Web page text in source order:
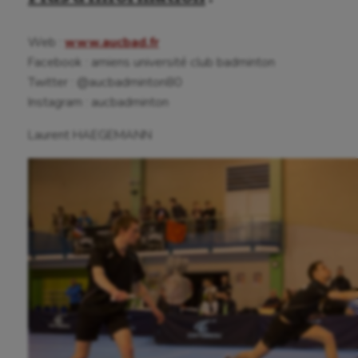
Natation
Natation artistique
Outdoor
Paddle
Patinage artistique
Pétanque
Plongée
Randonnée / Marche
Roller-derby
Web : www.aucbad.fr
Facebook : amiens université club badminton
Twitter : @aucbadminton80
Instagram : aucbadminton
Laurent HAEGEMANN